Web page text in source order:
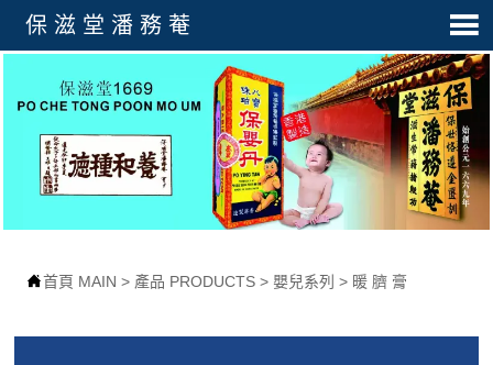
保滋堂潘務菴 
首頁 MAIN > 產品 PRODUCTS > 嬰兒系列 > 暖 臍 膏